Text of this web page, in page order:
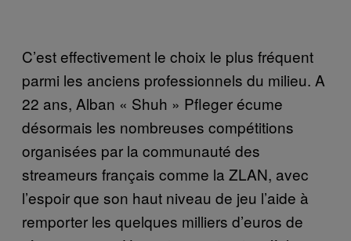
C’est effectivement le choix le plus fréquent
parmi les anciens professionnels du milieu. A
22 ans, Alban « Shuh » Pfleger écume
désormais les nombreuses compétitions
organisées par la communauté des
streameurs français comme la ZLAN, avec
l’espoir que son haut niveau de jeu l’aide à
remporter les quelques milliers d’euros de